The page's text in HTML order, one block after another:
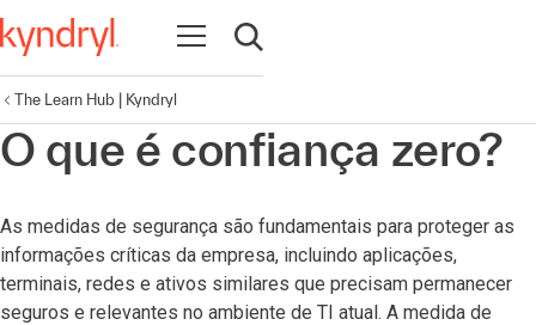
Abrir navegação
Abrir pesquisa
The Learn Hub | Kyndryl
O que é confiança zero?
As medidas de segurança são fundamentais para proteger as
informações críticas da empresa, incluindo aplicações,
terminais, redes e ativos similares que precisam permanecer
seguros e relevantes no ambiente de TI atual. A medida de